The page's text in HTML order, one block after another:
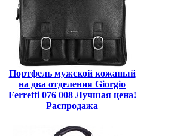
Портфель мужской кожаный
на два отделения Giorgio
Ferretti 076 008 Лучшая цена!
Распродажа